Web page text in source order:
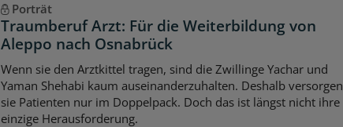
Porträt
Traumberuf Arzt: Für die Weiterbildung von
Aleppo nach Osnabrück
Wenn sie den Arztkittel tragen, sind die Zwillinge Yachar und
Yaman Shehabi kaum auseinanderzuhalten. Deshalb versorgen
sie Patienten nur im Doppelpack. Doch das ist längst nicht ihre
einzige Herausforderung.